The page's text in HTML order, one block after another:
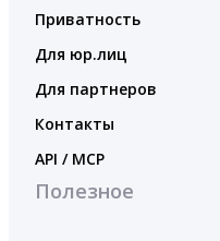
Приватность
Для юр.лиц
Для партнеров
Контакты
API / MCP
Полезное